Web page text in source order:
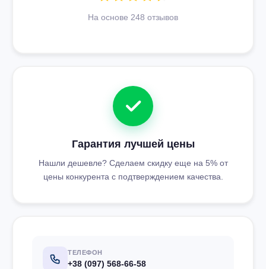
На основе 248 отзывов
Гарантия лучшей цены
Нашли дешевле? Сделаем скидку еще на 5% от
цены конкурента с подтверждением качества.
ТЕЛЕФОН
+38 (097) 568-66-58